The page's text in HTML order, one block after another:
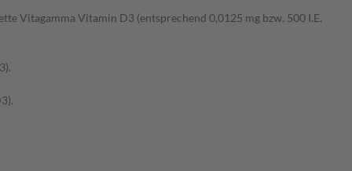
Vitagamma Vitamin D3 (entsprechend 0,0125 mg bzw. 500 I.E.